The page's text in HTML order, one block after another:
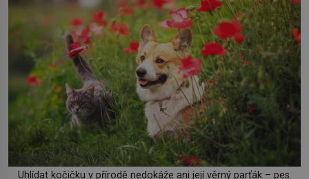
Uhlídat kočičku v přírodě nedokáže ani její věrný parťák – pes.